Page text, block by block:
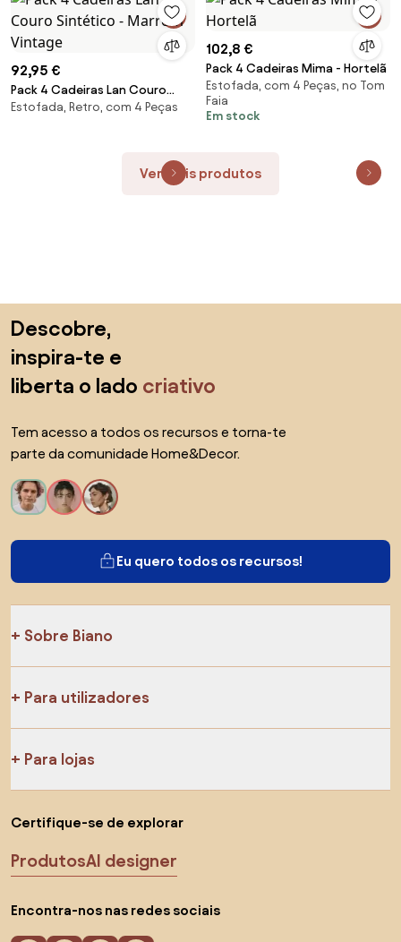
92,95 €
Pack 4 Cadeiras Lan Couro
Sintético - Marrom Vintage
Estofada, Retro, com 4 Peças
102,8 €
Pack 4 Cadeiras Mima - Hortelã
Estofada, com 4 Peças, no Tom
Faia
Em stock
Ver mais produtos
Descobre,
inspira-te e
liberta o lado criativo
Tem acesso a todos os recursos e torna-te
parte da comunidade Home&Decor.
Eu quero todos os recursos!
Sobre Biano
Para utilizadores
Para lojas
Certifique-se de explorar
ProdutosAI designer
Encontra-nos nas redes sociais